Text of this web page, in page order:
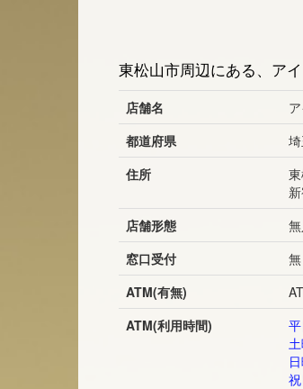
東松山市周辺にある、ア
店舗名
都道府県
住所
店舗形態
窓口受付
無
ATM(有無)
ATM(利用時間)
平
土
祝